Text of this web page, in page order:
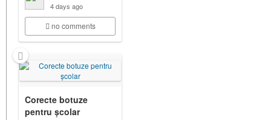
4 days ago
no comments
Corecte botuze
pentru școlar